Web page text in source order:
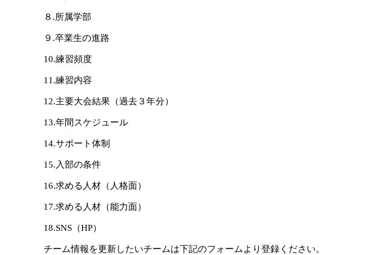
８.所属学部
９.卒業生の進路
10.練習頻度
11.練習内容
12.主要大会結果（過去３年分）
13.年間スケジュール
14.サポート体制
15.入部の条件
16.求める人材（人格面）
17.求める人材（能力面）
18.SNS（HP）
チーム情報を更新したいチームは下記のフォームより登録ください。